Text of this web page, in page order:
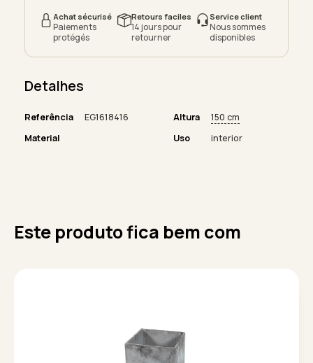
Achat sécurisé
Paiements
protégés
Retours faciles
14 jours pour
retourner
Service client
Nous sommes
disponibles
Detalhes
Referência EG1618416 Altura
150 cm
Material
Uso interior
Este produto fica bem com